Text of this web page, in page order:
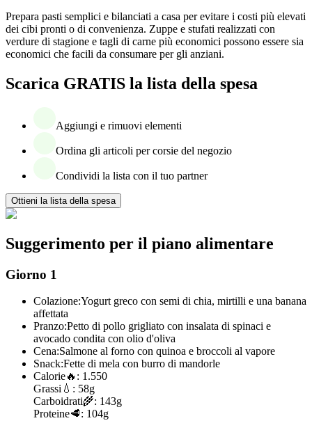
Prepara pasti semplici e bilanciati a casa per evitare i costi più elevati
dei cibi pronti o di convenienza. Zuppe e stufati realizzati con
verdure di stagione e tagli di carne più economici possono essere sia
economici che facili da consumare per gli anziani.
Scarica GRATIS la lista della spesa
Aggiungi e rimuovi elementi
Ordina gli articoli per corsie del negozio
Condividi la lista con il tuo partner
Ottieni la lista della spesa
Suggerimento per il piano alimentare
Giorno 1
Colazione:Yogurt greco con semi di chia, mirtilli e una banana
affettata
Pranzo:Petto di pollo grigliato con insalata di spinaci e
avocado condita con olio d'oliva
Cena:Salmone al forno con quinoa e broccoli al vapore
Snack:Fette di mela con burro di mandorle
Calorie🔥: 1.550
Grassi 💧: 58g
Carboidrati🌾: 143g
Proteine🥩: 104g